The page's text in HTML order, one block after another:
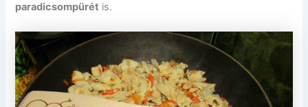
paradicsompürét is.